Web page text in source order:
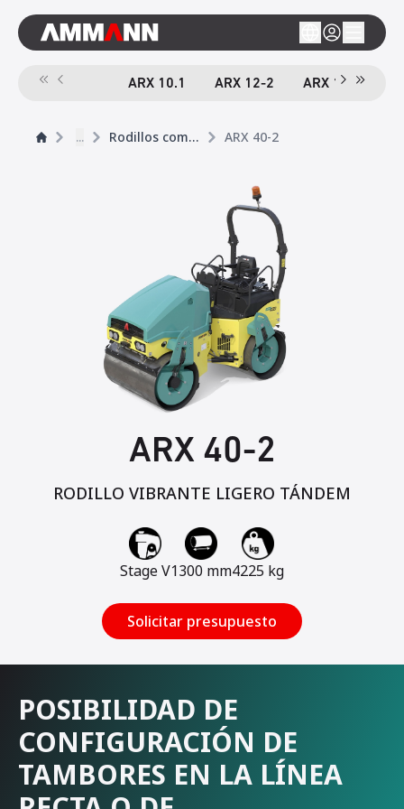
ARX 10.1 ARX 12-2 ARX 16-2
... Rodillos compactador tándem ARX 40-2
ARX 40-2
RODILLO VIBRANTE LIGERO TÁNDEM
Stage V1300 mm4225 kg
Solicitar presupuesto
POSIBILIDAD DE
CONFIGURACIÓN DE
TAMBORES EN LA LÍNEA